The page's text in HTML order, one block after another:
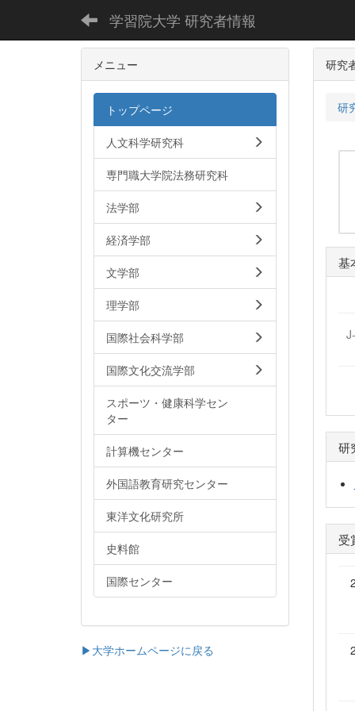
学習院大学 研究者情報
研究
研
基
研
受
メニュー
トップページ
人文科学研究科
専門職大学院法務研究科
法学部
経済学部
文学部
理学部
国際社会科学部
国際文化交流学部
スポーツ・健康科学セン
ター
計算機センター
外国語教育研究センター
東洋文化研究所
史料館
国際センター
▶大学ホームページに戻る